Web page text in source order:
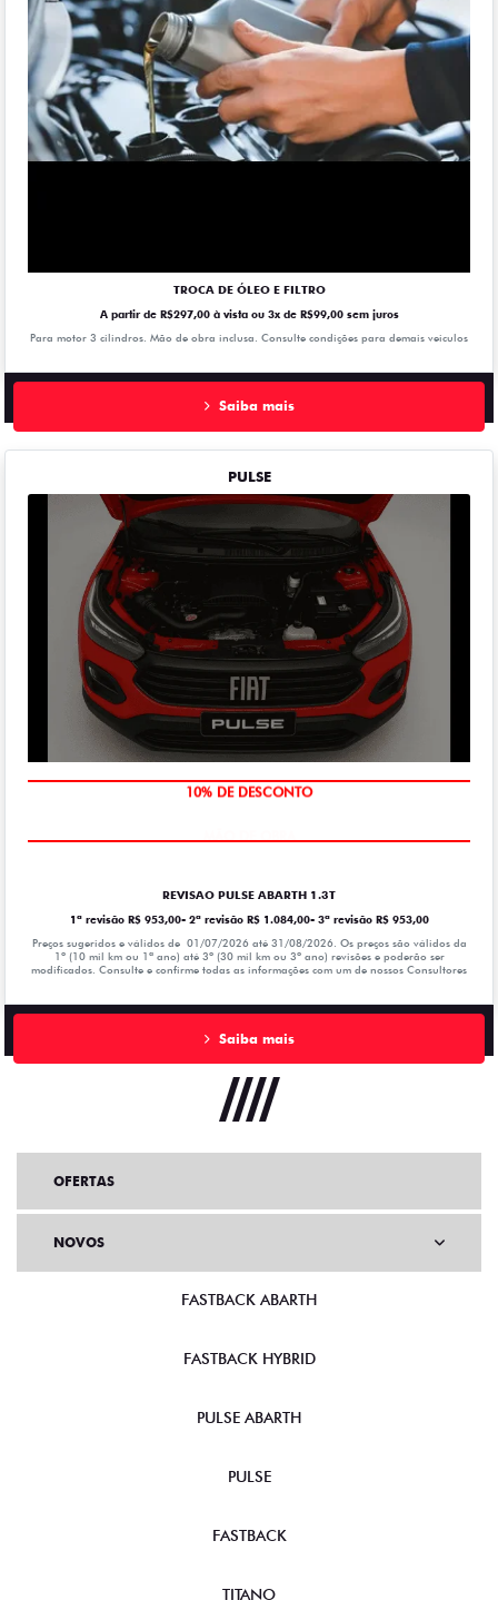
TROCA DE ÓLEO E FILTRO
A partir de R$297,00 à vista ou 3x de R$99,00 sem juros
Para motor 3 cilindros. Mão de obra inclusa. Consulte condições para demais veiculos
Saiba mais
PULSE
MÃO DE OBRA
REVISAO PULSE ABARTH 1.3T
1ª revisão R$ 953,00- 2ª revisão R$ 1.084,00- 3ª revisão R$ 953,00
Preços sugeridos e válidos de 01/07/2026 até 31/08/2026. Os preços são válidos da
1º (10 mil km ou 1ª ano) até 3º (30 mil km ou 3º ano) revisões e poderão ser
modificados. Consulte e confirme todas as informações com um de nossos Consultores
Saiba mais
OFERTAS
NOVOS
FASTBACK ABARTH
FASTBACK HYBRID
PULSE ABARTH
PULSE
FASTBACK
TITANO